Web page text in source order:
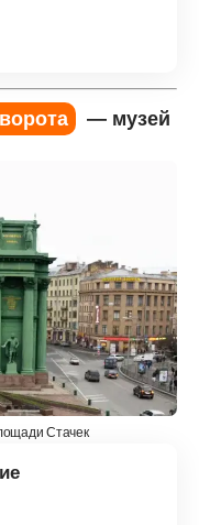
— музей
Стачек